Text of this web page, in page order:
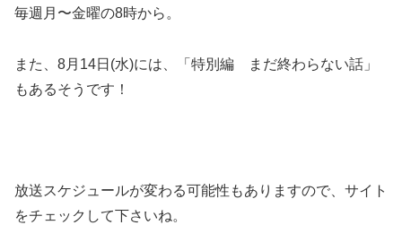
毎週月〜金曜の8時から。
また、8月14日(水)には、「特別編 まだ終わらない話」
もあるそうです！
放送スケジュールが変わる可能性もありますので、サイト
をチェックして下さいね。